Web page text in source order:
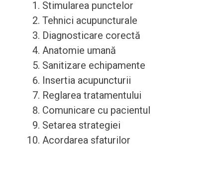
Stimularea punctelor
Tehnici acupuncturale
Diagnosticare corectă
Anatomie umană
Sanitizare echipamente
Insertia acupuncturii
Reglarea tratamentului
Comunicare cu pacientul
Setarea strategiei
Acordarea sfaturilor